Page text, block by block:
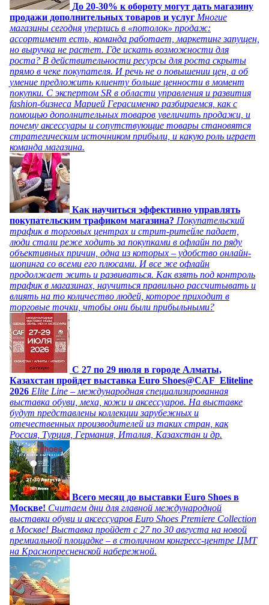
До 20-30% к обороту могут дать магазину
продажи дополнительных товаров и услуг Многие
магазины сегодня уперлись в «потолок» продаж:
ассортимент есть, команда работает, маркетинг запущен,
но выручка не растет. Где искать возможности для
роста? В действительности ресурсы для роста скрыты
прямо в чеке покупателя. И речь не о повышении цен, а об
умение предложить клиенту больше ценности в момент
покупки. С экспертом SR в области управления и развития
fashion-бизнеса Марией Герасименко разбираемся, как с
помощью дополнительных товаров увеличить продажи, и
почему аксессуары и сопутствующие товары становятся
стратегическим источником прибыли, и какую роль играет
команда магазина.
Как научиться эффективно управлять
покупательским трафиком магазина? Покупательский
трафик в торговых центрах и стрит-ритейле падает,
люди стали реже ходить за покупками в офлайн по ряду
объективных причин, одна из которых – удобство онлайн-
шопинга со всеми его плюсами. И все же офлайн
продолжает жить и развиваться. Как взять под контроль
трафик в магазинах, научиться правильно рассчитывать и
влиять на то количество людей, которое приходит в
торговые точки, чтобы они были прибыльными?
C 27 по 29 июля в городе Алматы,
Казахстан пройдет выставка Euro Shoes@CAF_Eliteline
2026 Elite Line – международная специализированная
выставка обуви, меха, кожи и аксессуаров. На выставке
будут представлены коллекции зарубежных и
отечественных производителей из таких стран, как
Россия, Турция, Германия, Италия, Казахстан и др.
Всего месяц до выставки Euro Shoes в
Москве! Считаем дни для главной международной
выставки обуви и аксессуаров Euro Shoes Premiere Collection
в Москве! Выставка пройдет с 27 по 30 августа на новой
премиальной площадке – в столичном конгресс-центре ЦМТ
на Краснопресненской набережной.